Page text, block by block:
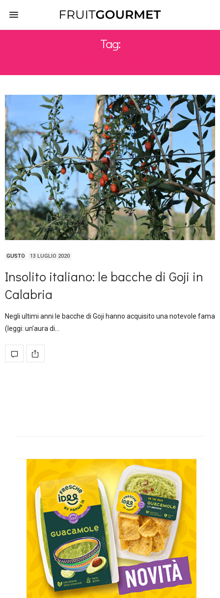
Tag:
GUSTO 13 LUGLIO 2020
Insolito italiano: le bacche di Goji in
Calabria
Negli ultimi anni le bacche di Goji hanno acquisito una notevole fama
(leggi: un’aura di…